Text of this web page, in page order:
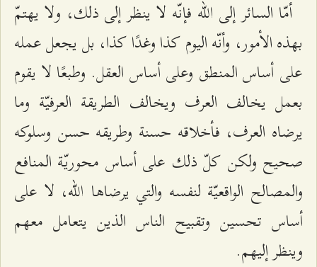
أمّا السائر إلى الله فإنّه لا ينظر إلى ذلك، ولا يهتمّ
بهذه الأمور، وأنّه اليوم كذا وغدًا كذا، بل يجعل عمله
على أساس المنطق وعلى أساس العقل. وطبعًا لا يقوم
بعمل يخالف العرف ويخالف الطريقة العرفيّة وما
يرضاه العرف، فأخلاقه حسنة وطريقه حسن وسلوكه
صحيح ولكن كلّ ذلك على أساس محوريّة المنافع
والمصالح الواقعيّة لنفسه والتي يرضاها الله، لا على
أساس تحسين وتقبيح الناس الذين يتعامل معهم
وينظر إليهم.